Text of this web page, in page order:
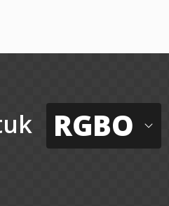
RGBO